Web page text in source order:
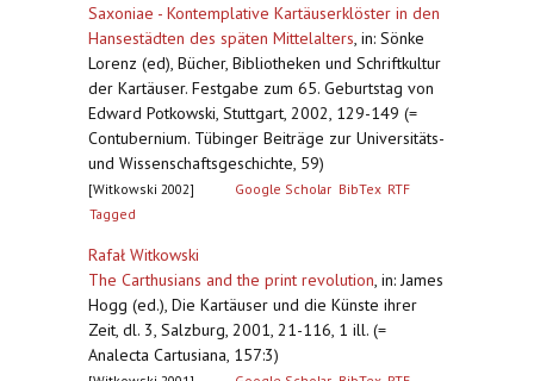
Saxoniae - Kontemplative Kartäuserklöster in den
Hansestädten des späten Mittelalters, in: Sönke
Lorenz (ed), Bücher, Bibliotheken und Schriftkultur
der Kartäuser. Festgabe zum 65. Geburtstag von
Edward Potkowski, Stuttgart, 2002, 129-149 (=
Contubernium. Tübinger Beiträge zur Universitäts-
und Wissenschaftsgeschichte, 59)
[Witkowski 2002] Google Scholar BibTex RTF
Tagged
Rafał Witkowski
The Carthusians and the print revolution, in: James
Hogg (ed.), Die Kartäuser und die Künste ihrer
Zeit, dl. 3, Salzburg, 2001, 21-116, 1 ill. (=
Analecta Cartusiana, 157:3)